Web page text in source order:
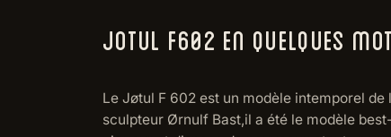
JOTUL F602 EN QUELQUES
Le Jøtul F 602 est un modèle intemporel
sculpteur Ørnulf Bast,il a été le modèle